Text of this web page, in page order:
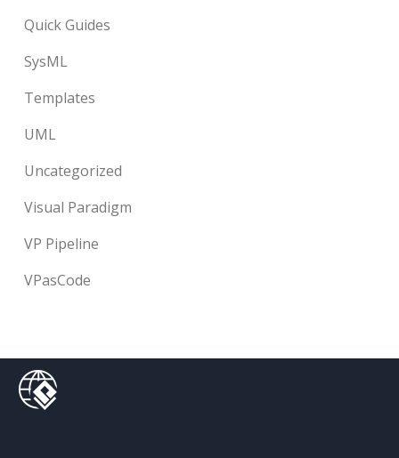
Quick Guides
SysML
Templates
UML
Uncategorized
Visual Paradigm
VP Pipeline
VPasCode